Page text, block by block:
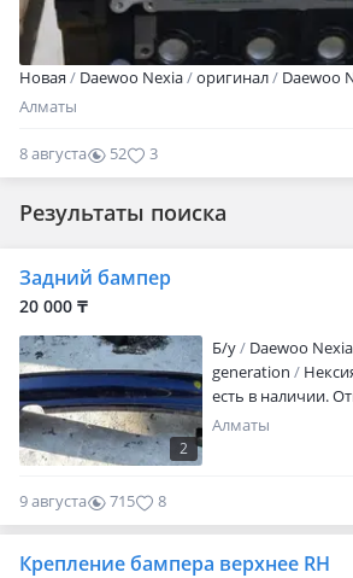
Новая Daewoo Nexia оригинал
Daewoo Nexia 2 2008 2016 Chevrolet Aveo 1 (T250) 2008 2011 Lanos 1 (T150) 2005 2013 Lacetti 1 (J200) 2004 2013 Cruze
Алматы
8 августа 52 3
Результаты поиска
Задний бампер
20 000 ₸
2
Б/y
Daewoo
generation
есть в наличии.
Алматы
9 августа 715 8
Крепление бампера верхнее RH